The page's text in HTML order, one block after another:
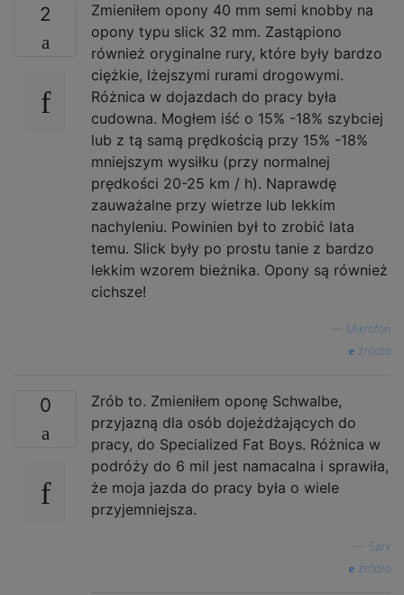
2
Zmieniłem opony 40 mm semi knobby na
opony typu slick 32 mm. Zastąpiono
również oryginalne rury, które były bardzo
ciężkie, lżejszymi rurami drogowymi.
Różnica w dojazdach do pracy była
cudowna. Mogłem iść o 15% -18% szybciej
lub z tą samą prędkością przy 15% -18%
mniejszym wysiłku (przy normalnej
prędkości 20-25 km / h). Naprawdę
zauważalne przy wietrze lub lekkim
nachyleniu. Powinien był to zrobić lata
temu. Slick były po prostu tanie z bardzo
lekkim wzorem bieżnika. Opony są również
cichsze!
Mikrofon
źródło
0
Zrób to. Zmieniłem oponę Schwalbe,
przyjazną dla osób dojeżdżających do
pracy, do Specialized Fat Boys. Różnica w
podróży do 6 mil jest namacalna i sprawiła,
że ​​moja jazda do pracy była o wiele
przyjemniejsza.
5arx
źródło